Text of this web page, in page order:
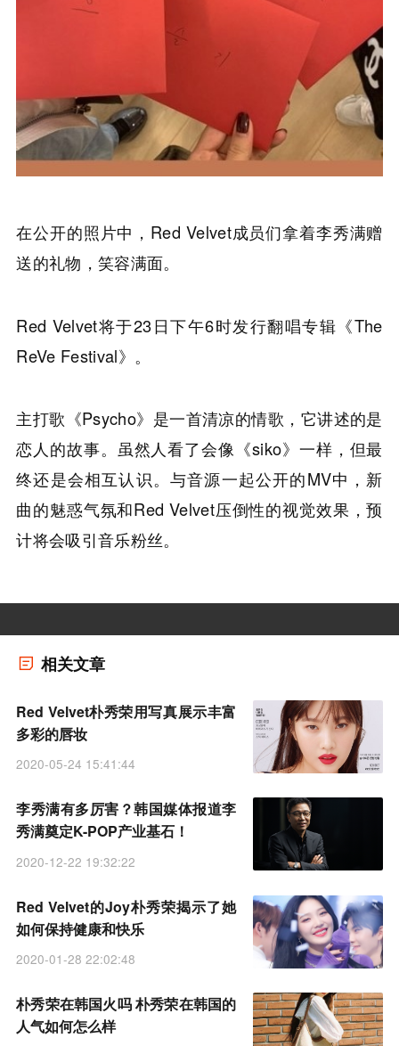
在公开的照片中，Red Velvet成员们拿着李秀满赠
送的礼物，笑容满面。
Red Velvet将于23日下午6时发行翻唱专辑《The
ReVe Festival》。
主打歌《Psycho》是一首清凉的情歌，它讲述的是
恋人的故事。虽然人看了会像《siko》一样，但最
终还是会相互认识。与音源一起公开的MV中，新
曲的魅惑气氛和Red Velvet压倒性的视觉效果，预
计将会吸引音乐粉丝。
相关文章
Red Velvet朴秀荣用写真展示丰富
多彩的唇妆
2020-05-24 15:41:44
李秀满有多厉害？韩国媒体报道李
秀满奠定K-POP产业基石！
2020-12-22 19:32:22
Red Velvet的Joy朴秀荣揭示了她
如何保持健康和快乐
2020-01-28 22:02:48
朴秀荣在韩国火吗 朴秀荣在韩国的
人气如何怎么样